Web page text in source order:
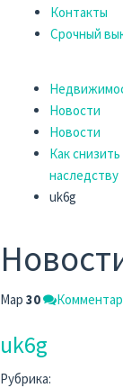
Контакты
Срочный
Новости
Новости
Как
наследству
uk6g
Мар 30
uk6g
Рубрика: